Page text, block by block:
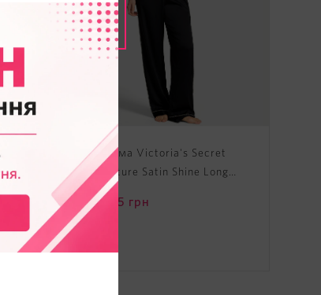
Пижама Victoria's Secret
Signature Satin Shine Long
Pajama Set
12995 грн